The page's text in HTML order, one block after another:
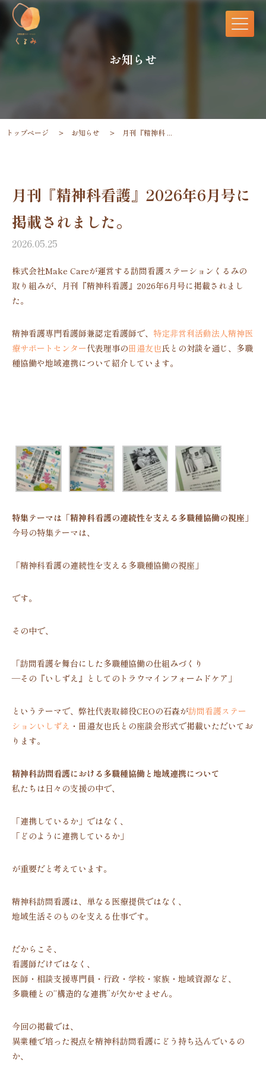
お知らせ
トップページ お知らせ 月刊『精神科 ...
月刊『精神科看護』2026年6月号に
掲載されました。
2026.05.25
株式会社Make Careが運営する訪問看護ステーションくるみの
取り組みが、月刊『精神科看護』2026年6月号に掲載されまし
た。
精神看護専門看護師兼認定看護師で、 特定非営利活動法人精神医
療サポートセンター代表理事の田邉友也氏との対談を通じ、多職
種協働や地域連携について紹介しています。
特集テーマは「精神科看護の連続性を支える多職種協働の視座」
今号の特集テーマは、
「精神科看護の連続性を支える多職種協働の視座」
です。
その中で、
「訪問看護を舞台にした多職種協働の仕組みづくり
―その『いしずえ』としてのトラウマインフォームドケア」
というテーマで、弊社代表取締役CEOの石森が訪問看護ステー
ションいしずえ ・ 田邉友也氏との座談会形式で掲載いただいてお
ります。
精神科訪問看護における多職種協働と地域連携について
私たちは日々の支援の中で、
「連携しているか」ではなく、
「どのように連携しているか」
が重要だと考えています。
精神科訪問看護は、単なる医療提供ではなく、
地域生活そのものを支える仕事です。
だからこそ、
看護師だけではなく、
医師・相談支援専門員・行政・学校・家族・地域資源など、
多職種との“構造的な連携”が欠かせません。
今回の掲載では、
異業種で培った視点を精神科訪問看護にどう持ち込んでいるの
か、